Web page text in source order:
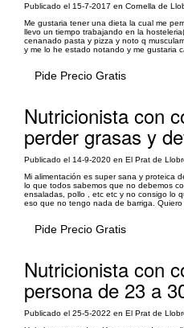
Publicado el 15-7-2017 en Cornella de
Me gustaria tener una dieta la cual me
llevo un tiempo trabajando en la
cenanado pasta y pizza y noto q
y me lo he estado notando y me gustaria
Pide Precio Gratis
Nutricionista con
perder grasas y
Publicado el 14-9-2020 en El Prat de
Mi alimentación es super sana y proteica
lo que todos sabemos que no debemos
ensaladas, pollo , etc etc y no consigo lo
eso que no tengo nada de barriga. Quiero
Pide Precio Gratis
Nutricionista con
persona de 23 a
Publicado el 25-5-2022 en El Prat de